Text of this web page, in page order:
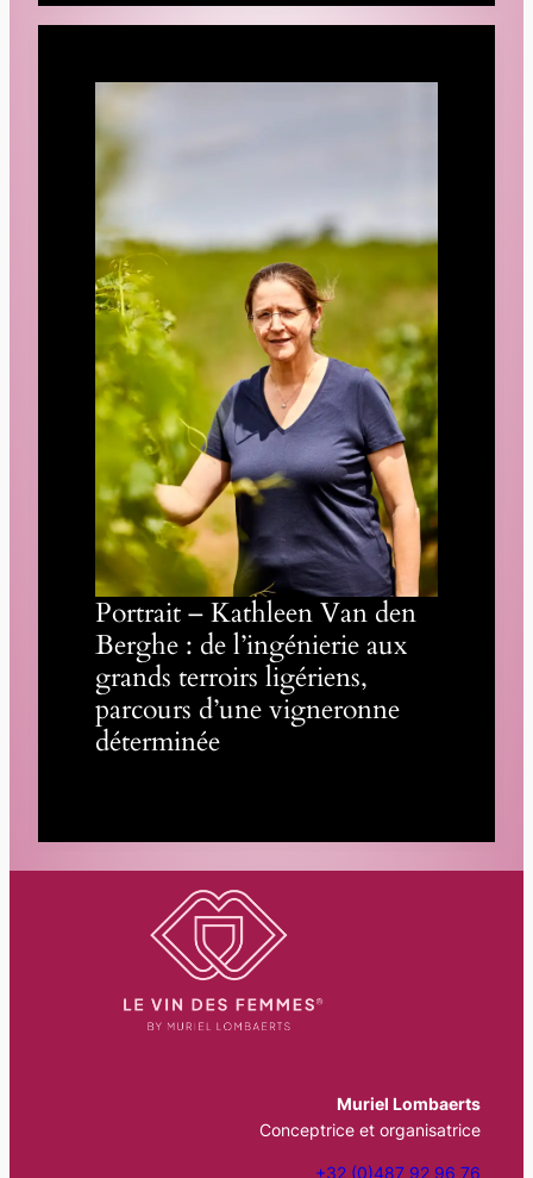
Portrait – Kathleen Van den
Berghe : de l’ingénierie aux
grands terroirs ligériens,
parcours d’une vigneronne
déterminée
Muriel Lombaerts
Conceptrice et organisatrice
+32 (0)487 92 96 76